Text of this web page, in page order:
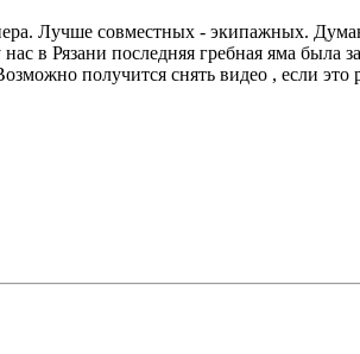
Лучше совместных - экипажных.
в Рязани последняя гребная яма была
получится снять видео , если это